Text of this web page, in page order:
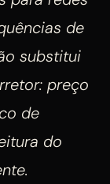
de
substitui
preço
de
do